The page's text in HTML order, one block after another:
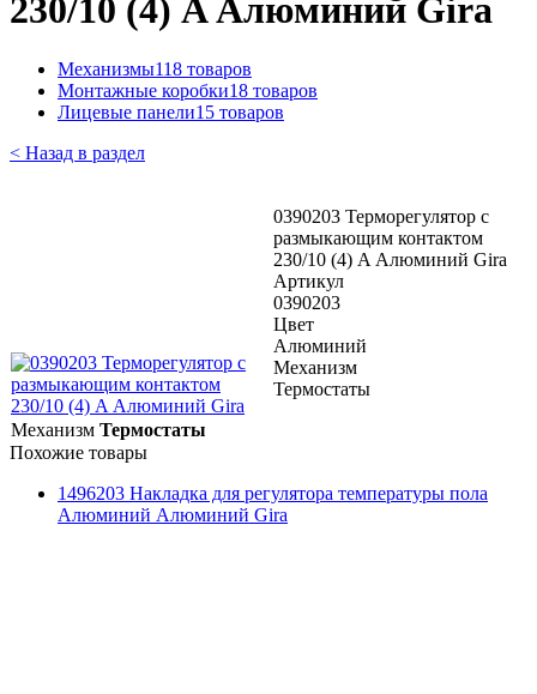
230/10 (4) A Алюминий Gira
Механизмы118 товаров
Монтажные коробки18 товаров
Лицевые панели15 товаров
< Назад в раздел
0390203 Терморегулятор с
размыкающим контактом
230/10 (4) A Алюминий Gira
Артикул
0390203
Цвет
Алюминий
Механизм
Термостаты
Механизм Термостаты
Похожие товары
1496203 Накладка для регулятора температуры пола
Алюминий Алюминий Gira